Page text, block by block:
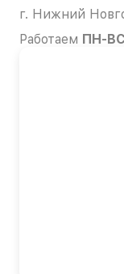
г. Нижний
Работаем ПН-ВС